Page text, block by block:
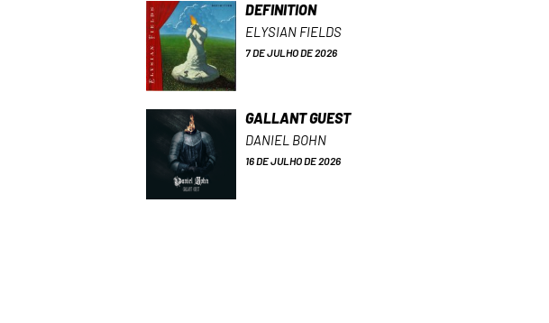
DEFINITION
ELYSIAN FIELDS
7 DE JULHO DE 2026
GALLANT GUEST
DANIEL BOHN
16 DE JULHO DE 2026